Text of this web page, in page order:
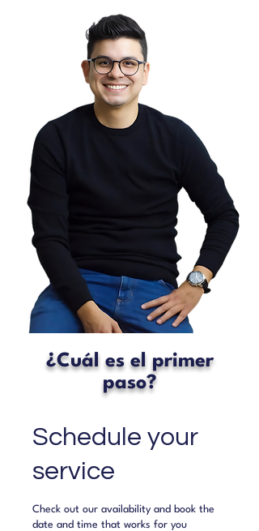
¿Cuál es el primer
paso?
Schedule your
service
Check out our availability and book the
date and time that works for you